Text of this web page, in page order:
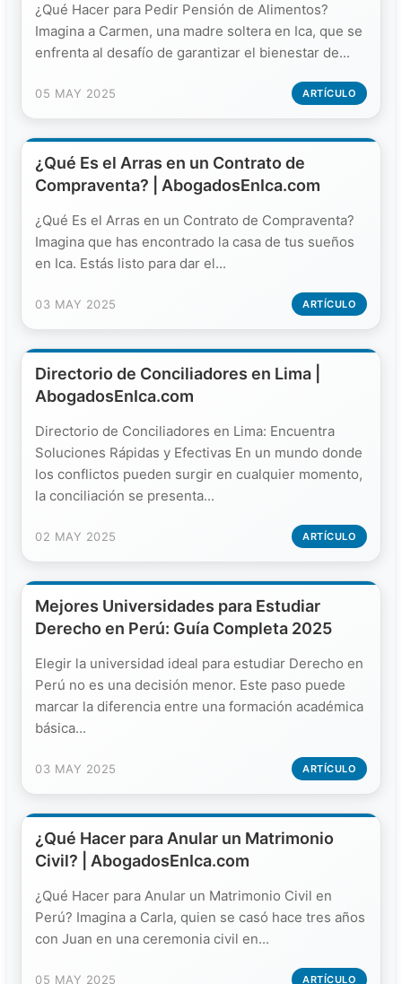
¿Qué Hacer para Pedir Pensión de Alimentos?
Imagina a Carmen, una madre soltera en Ica, que se
enfrenta al desafío de garantizar el bienestar de...
05 MAY 2025 ARTÍCULO
¿Qué Es el Arras en un Contrato de
Compraventa? | AbogadosEnIca.com
¿Qué Es el Arras en un Contrato de Compraventa?
Imagina que has encontrado la casa de tus sueños
en Ica. Estás listo para dar el...
03 MAY 2025 ARTÍCULO
Directorio de Conciliadores en Lima |
AbogadosEnIca.com
Directorio de Conciliadores en Lima: Encuentra
Soluciones Rápidas y Efectivas En un mundo donde
los conflictos pueden surgir en cualquier momento,
la conciliación se presenta...
02 MAY 2025 ARTÍCULO
Mejores Universidades para Estudiar
Derecho en Perú: Guía Completa 2025
Elegir la universidad ideal para estudiar Derecho en
Perú no es una decisión menor. Este paso puede
marcar la diferencia entre una formación académica
básica...
03 MAY 2025 ARTÍCULO
¿Qué Hacer para Anular un Matrimonio
Civil? | AbogadosEnIca.com
¿Qué Hacer para Anular un Matrimonio Civil en
Perú? Imagina a Carla, quien se casó hace tres años
con Juan en una ceremonia civil en...
05 MAY 2025 ARTÍCULO